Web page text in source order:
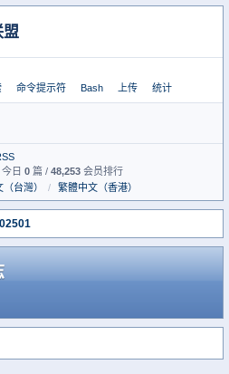
盟
命令提示符 Bash 上传 统计
日 0 篇 / 48,253 会员排行
台灣） / 繁體中文（香港）